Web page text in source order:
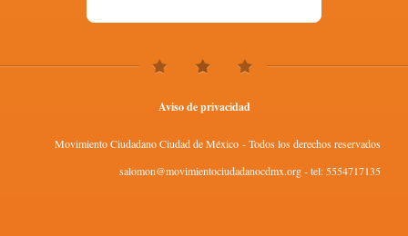
Aviso de privacidad
Movimiento Ciudadano Ciudad de México - Todos los derechos reservados
salomon@movimientociudadanocdmx.org - tel: 5554717135